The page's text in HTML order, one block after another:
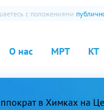
О нас МРТ КТ
с положениями
в Химках на